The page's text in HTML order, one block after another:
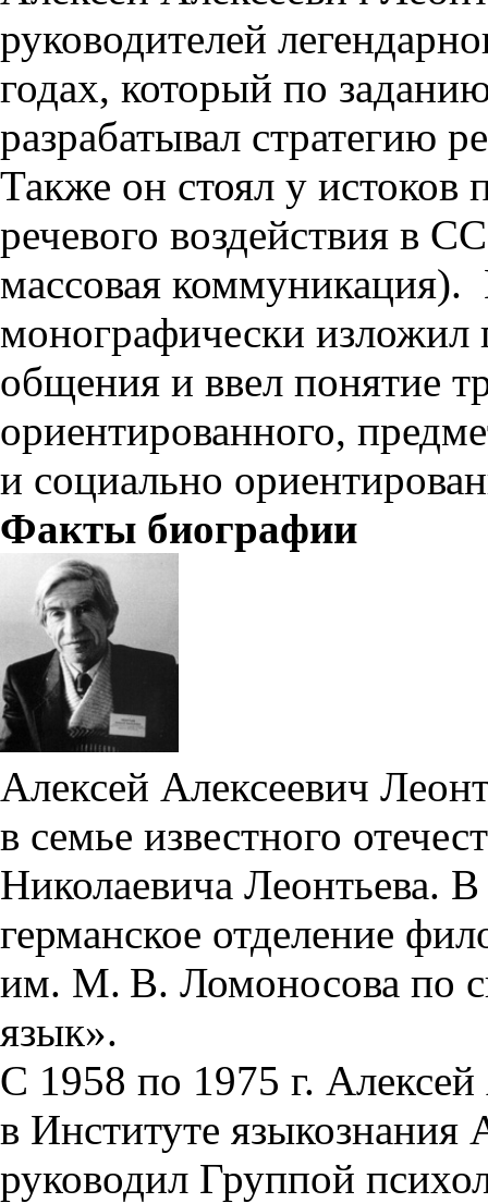
руководителей
годах, который по
разрабатывал стратегию
Также он стоял у истоков
речевого воздействия в
массовая коммуникация).
монографически
общения и ввел понятие
ориентированного,
и социально
Факты биографии
Алексей Алексеевич
в семье известного
Николаевича Леонтьева.
германское отделение
им. М. В. Ломоносова по
язык».
С 1958 по 1975 г. Алексей
в Институте
руководил Группой